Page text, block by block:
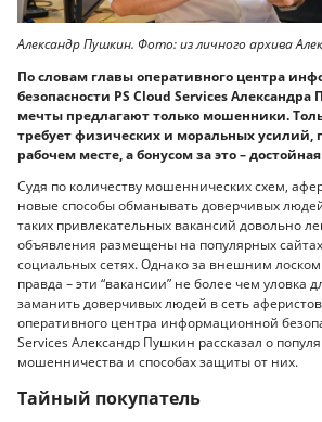
Александр Пушкин. Фото: из личного архива
По словам главы оперативного центра
безопасности PS Cloud Services
мечты предлагают только мошенники.
требует физических и моральных усилий,
рабочем месте, а бонусом за это –
Судя по количеству мошеннических схем,
новые способы обманывать доверчивых
таких привлекательных вакансий довольно
объявления размещены на популярных
социальных сетях. Однако за внешним
правда – эти “вакансии” не более чем уловка
заманить доверчивых людей в сеть
оперативного центра информационной
Services Александр Пушкин рассказал о
мошенничества и способах защиты от них.
Тайный покупатель